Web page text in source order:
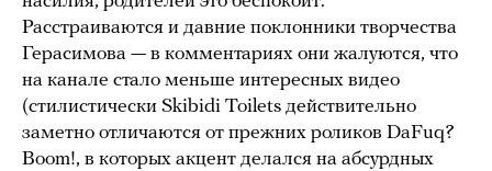
Расстраиваются и давние поклонники творчества
Герасимова — в комментариях они жалуются, что
на канале стало меньше интересных видео
(стилистически Skibidi Toilets действительно
заметно отличаются от прежних роликов DaFuq?
Boom!, в которых акцент делался на абсурдных